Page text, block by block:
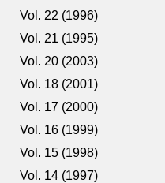
Vol. 22 (1996)
Vol. 21 (1995)
Vol. 20 (2003)
Vol. 18 (2001)
Vol. 17 (2000)
Vol. 16 (1999)
Vol. 15 (1998)
Vol. 14 (1997)